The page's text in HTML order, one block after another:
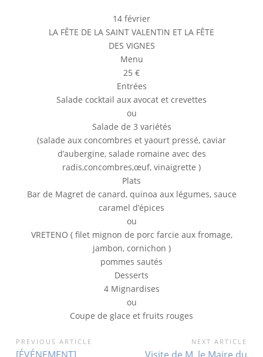
14 février
LA FÊTE DE LA SAINT VALENTIN ET LA FÊTE
DES VIGNES
Menu
25 €
Entrées
Salade cocktail aux avocat et crevettes
ou
Salade de 3 variétés
(salade aux concombres et yaourt pressé, caviar
d’aubergine, salade romaine avec des
radis,concombres,œuf, vinaigrette )
Plats
Bar de Magret de canard, quinoa aux légumes, sauce
caramel d’épices
ou
VRETENO ( filet mignon de porc farcie aux fromage,
jambon, cornichon )
pommes sautés
Desserts
4 Mignardises
ou
Coupe de glace et fruits rouges
NAVIGATION
PREVIOUS ARTICLE
Previous
NEXT ARTICLE
Next